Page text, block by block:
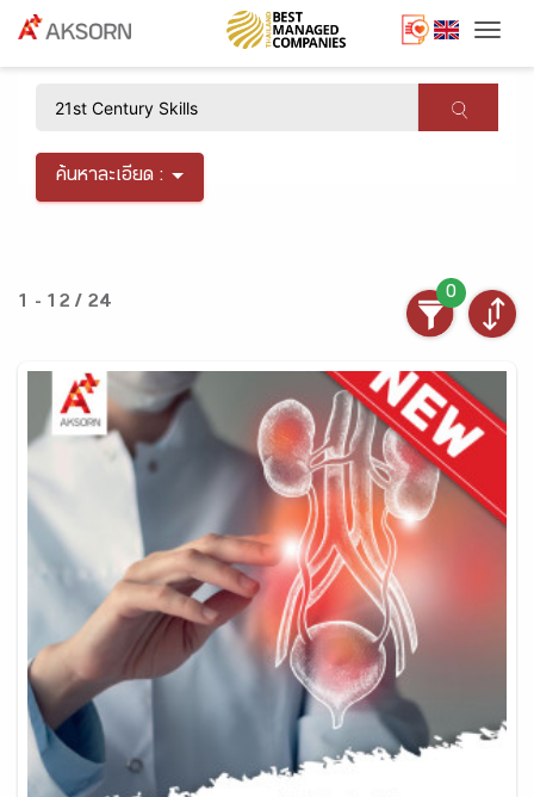
ค้นหาละเอียด :
1 - 12 / 24
0